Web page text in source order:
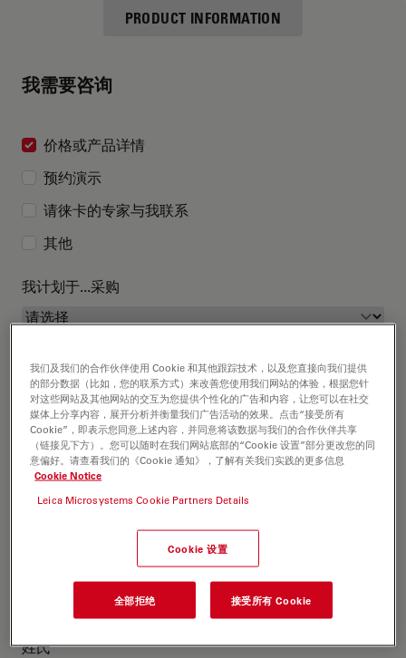
PRODUCT INFORMATION
我需要咨询
价格或产品详情
预约演示
请徕卡的专家与我联系
其他
我计划于...采购
这是关于我的信息
学术头衔
姓氏
我们及我们的合作伙伴使用 Cookie 和其他跟踪技术，以及您直接向我们提供
的部分数据（比如，您的联系方式）来改善您使用我们网站的体验，根据您针
对这些网站及其他网站的交互为您提供个性化的广告和内容，让您可以在社交
媒体上分享内容，展开分析并衡量我们广告活动的效果。点击“接受所有
Cookie”，即表示您同意上述内容，并同意将该数据与我们的合作伙伴共享
（链接见下方）。您可以随时在我们网站底部的“Cookie 设置”部分更改您的同
意偏好。请查看我们的《Cookie 通知》，了解有关我们实践的更多信息
Cookie Notice
Leica Microsystems Cookie Partners Details
Cookie 设置
全部拒绝 接受所有 Cookie